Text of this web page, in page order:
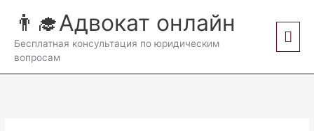
содержимому
👨‍🎓Адвокат онлайн
Бесплатная консультация по юридическим
вопросам